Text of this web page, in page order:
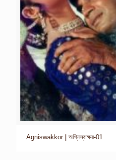
Agniswakkor | অগ্নিস্বাক্ষর-01